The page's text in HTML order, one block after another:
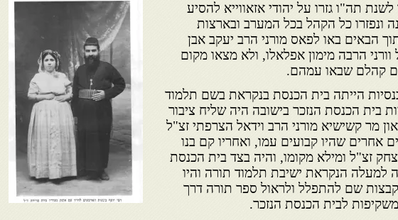
תה"ו גזרו על יהודי אזאווייא להסיע
ונפזרו כל הקהל בכל המערב ובארצות
הבאים באו לפאס מורני הרב יעקב אבן
וורני הרבה מימון אפלאלו, ולא מצאו מקום
קהלם שבאו עמהם.
הייתה בית הכנסת בנקראת בשם תלמוד
בית הכנסת הנזכר בישובה היה שליח ציבור
מר קשישיא מורני הרב וידאל הצרפתי זצ"ל
אחרים שהיו קבועים עמו, ואחריו קם בנו
זצ"ל ומילא מקומו, והיה בצד בית הכנסת
למעלה הנקראת ישיבת תלמוד תורה והיו
שם להתפלל ולראול ספר תורה דרך
לבית הכנסת הנזכר.